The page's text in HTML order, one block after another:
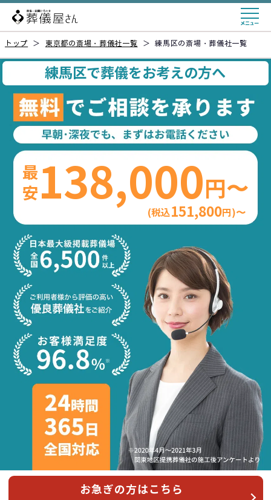
トップ ＞ 東京都の斎場・葬儀社一覧 ＞ 練馬区の斎場・葬儀社一覧
練馬区で葬儀をお考えの方へ
最安138,000円〜
(税込151,800円)〜
お急ぎの方はこちら